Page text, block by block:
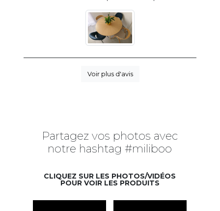
Voir plus d'avis
Partagez vos photos avec
notre hashtag #miliboo
CLIQUEZ SUR LES PHOTOS/VIDÉOS
POUR VOIR LES PRODUITS